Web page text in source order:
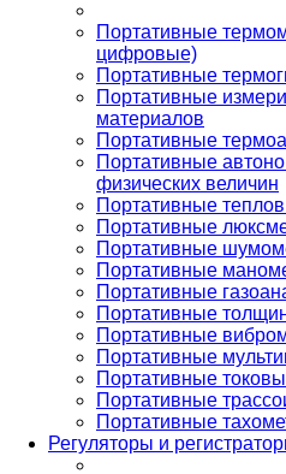
Портативные
цифровые)
Портативные
Портативные
материалов
Портативные
Портативные
физических величин
Портативные
Портативные
Портативные
Портативные
Портативные
Портативные
Портативные
Портативные
Портативные
Портативные
Портативные
Регуляторы и